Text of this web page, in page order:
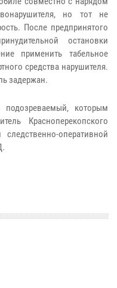
но тот не
После предпринятого
остановки
применить табельное
средства нарушителя.
задержан.
подозреваемый, которым
Красноперекопского
оперативной